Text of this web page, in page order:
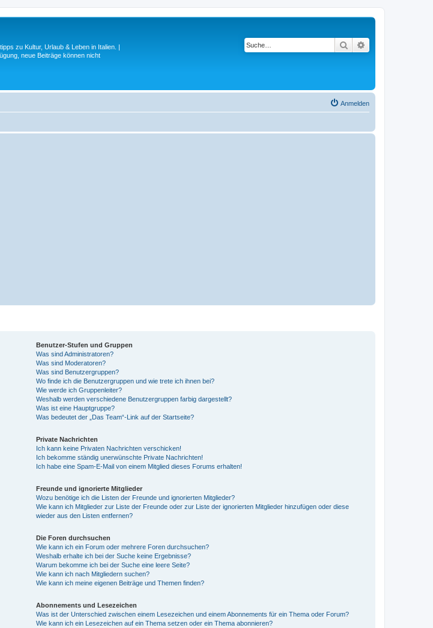
zu Kultur, Urlaub & Leben in Italien. |
neue Beiträge können nicht
Suche
Anmelden
Benutzer-Stufen und Gruppen
Was sind Administratoren?
Was sind Moderatoren?
Was sind Benutzergruppen?
Wo finde ich die Benutzergruppen und wie trete ich ihnen bei?
Wie werde ich Gruppenleiter?
Weshalb werden verschiedene Benutzergruppen farbig dargestellt?
Was ist eine Hauptgruppe?
Was bedeutet der „Das Team“-Link auf der Startseite?
Private Nachrichten
Ich kann keine Privaten Nachrichten verschicken!
Ich bekomme ständig unerwünschte Private Nachrichten!
Ich habe eine Spam-E-Mail von einem Mitglied dieses Forums erhalten!
Freunde und ignorierte Mitglieder
Wozu benötige ich die Listen der Freunde und ignorierten Mitglieder?
Wie kann ich Mitglieder zur Liste der Freunde oder zur Liste der ignorierten Mitglieder hinzufügen oder diese
wieder aus den Listen entfernen?
Die Foren durchsuchen
Wie kann ich ein Forum oder mehrere Foren durchsuchen?
Weshalb erhalte ich bei der Suche keine Ergebnisse?
Warum bekomme ich bei der Suche eine leere Seite?
Wie kann ich nach Mitgliedern suchen?
Wie kann ich meine eigenen Beiträge und Themen finden?
Abonnements und Lesezeichen
Was ist der Unterschied zwischen einem Lesezeichen und einem Abonnements für ein Thema oder Forum?
Wie kann ich ein Lesezeichen auf ein Thema setzen oder ein Thema abonnieren?